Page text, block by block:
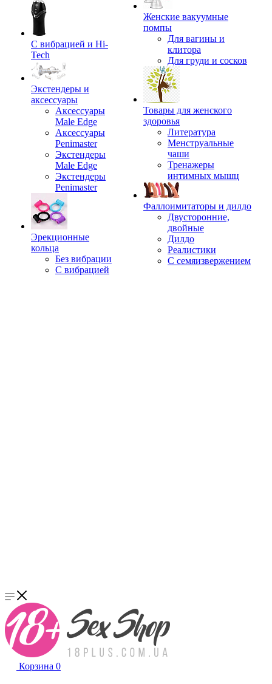
С вибрацией и Hi-
Tech
Экстендеры и
аксессуары
Аксессуары
Male Edge
Аксессуары
Penimaster
Экстендеры
Male Edge
Экстендеры
Penimaster
Эрекционные
кольца
Без вибрации
С вибрацией
Женские вакуумные
помпы
Для вагины и
клитора
Для груди и сосков
Товары для женского
здоровья
Литература
Менструальные
чаши
Тренажеры
интимных мышц
Фаллоимитаторы и дилдо
Двусторонние,
двойные
Дилдо
Реалистики
С семяизвержением
Корзина 0